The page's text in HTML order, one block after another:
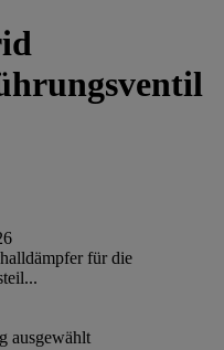
für die
ausgewählt